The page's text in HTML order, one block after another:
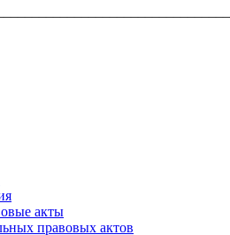
акты
правовых актов